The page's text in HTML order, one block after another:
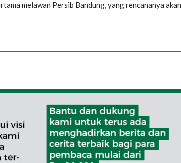
melawan Persib Bandung, yang rencananya akan